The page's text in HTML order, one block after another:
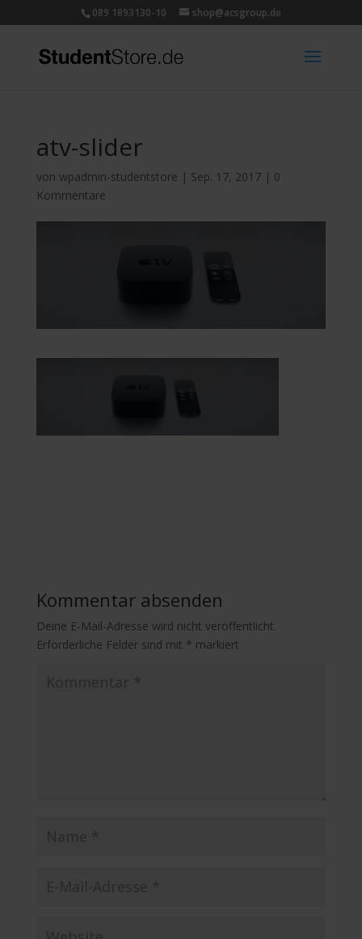
089 1893130-10 shop@acsgroup.de
atv-slider
von wpadmin-studentstore | Sep. 17, 2017| 0
Kommentare
Kommentar absenden
Deine E-Mail-Adresse wird nicht veröffentlicht.
Erforderliche Felder sind mit * markiert